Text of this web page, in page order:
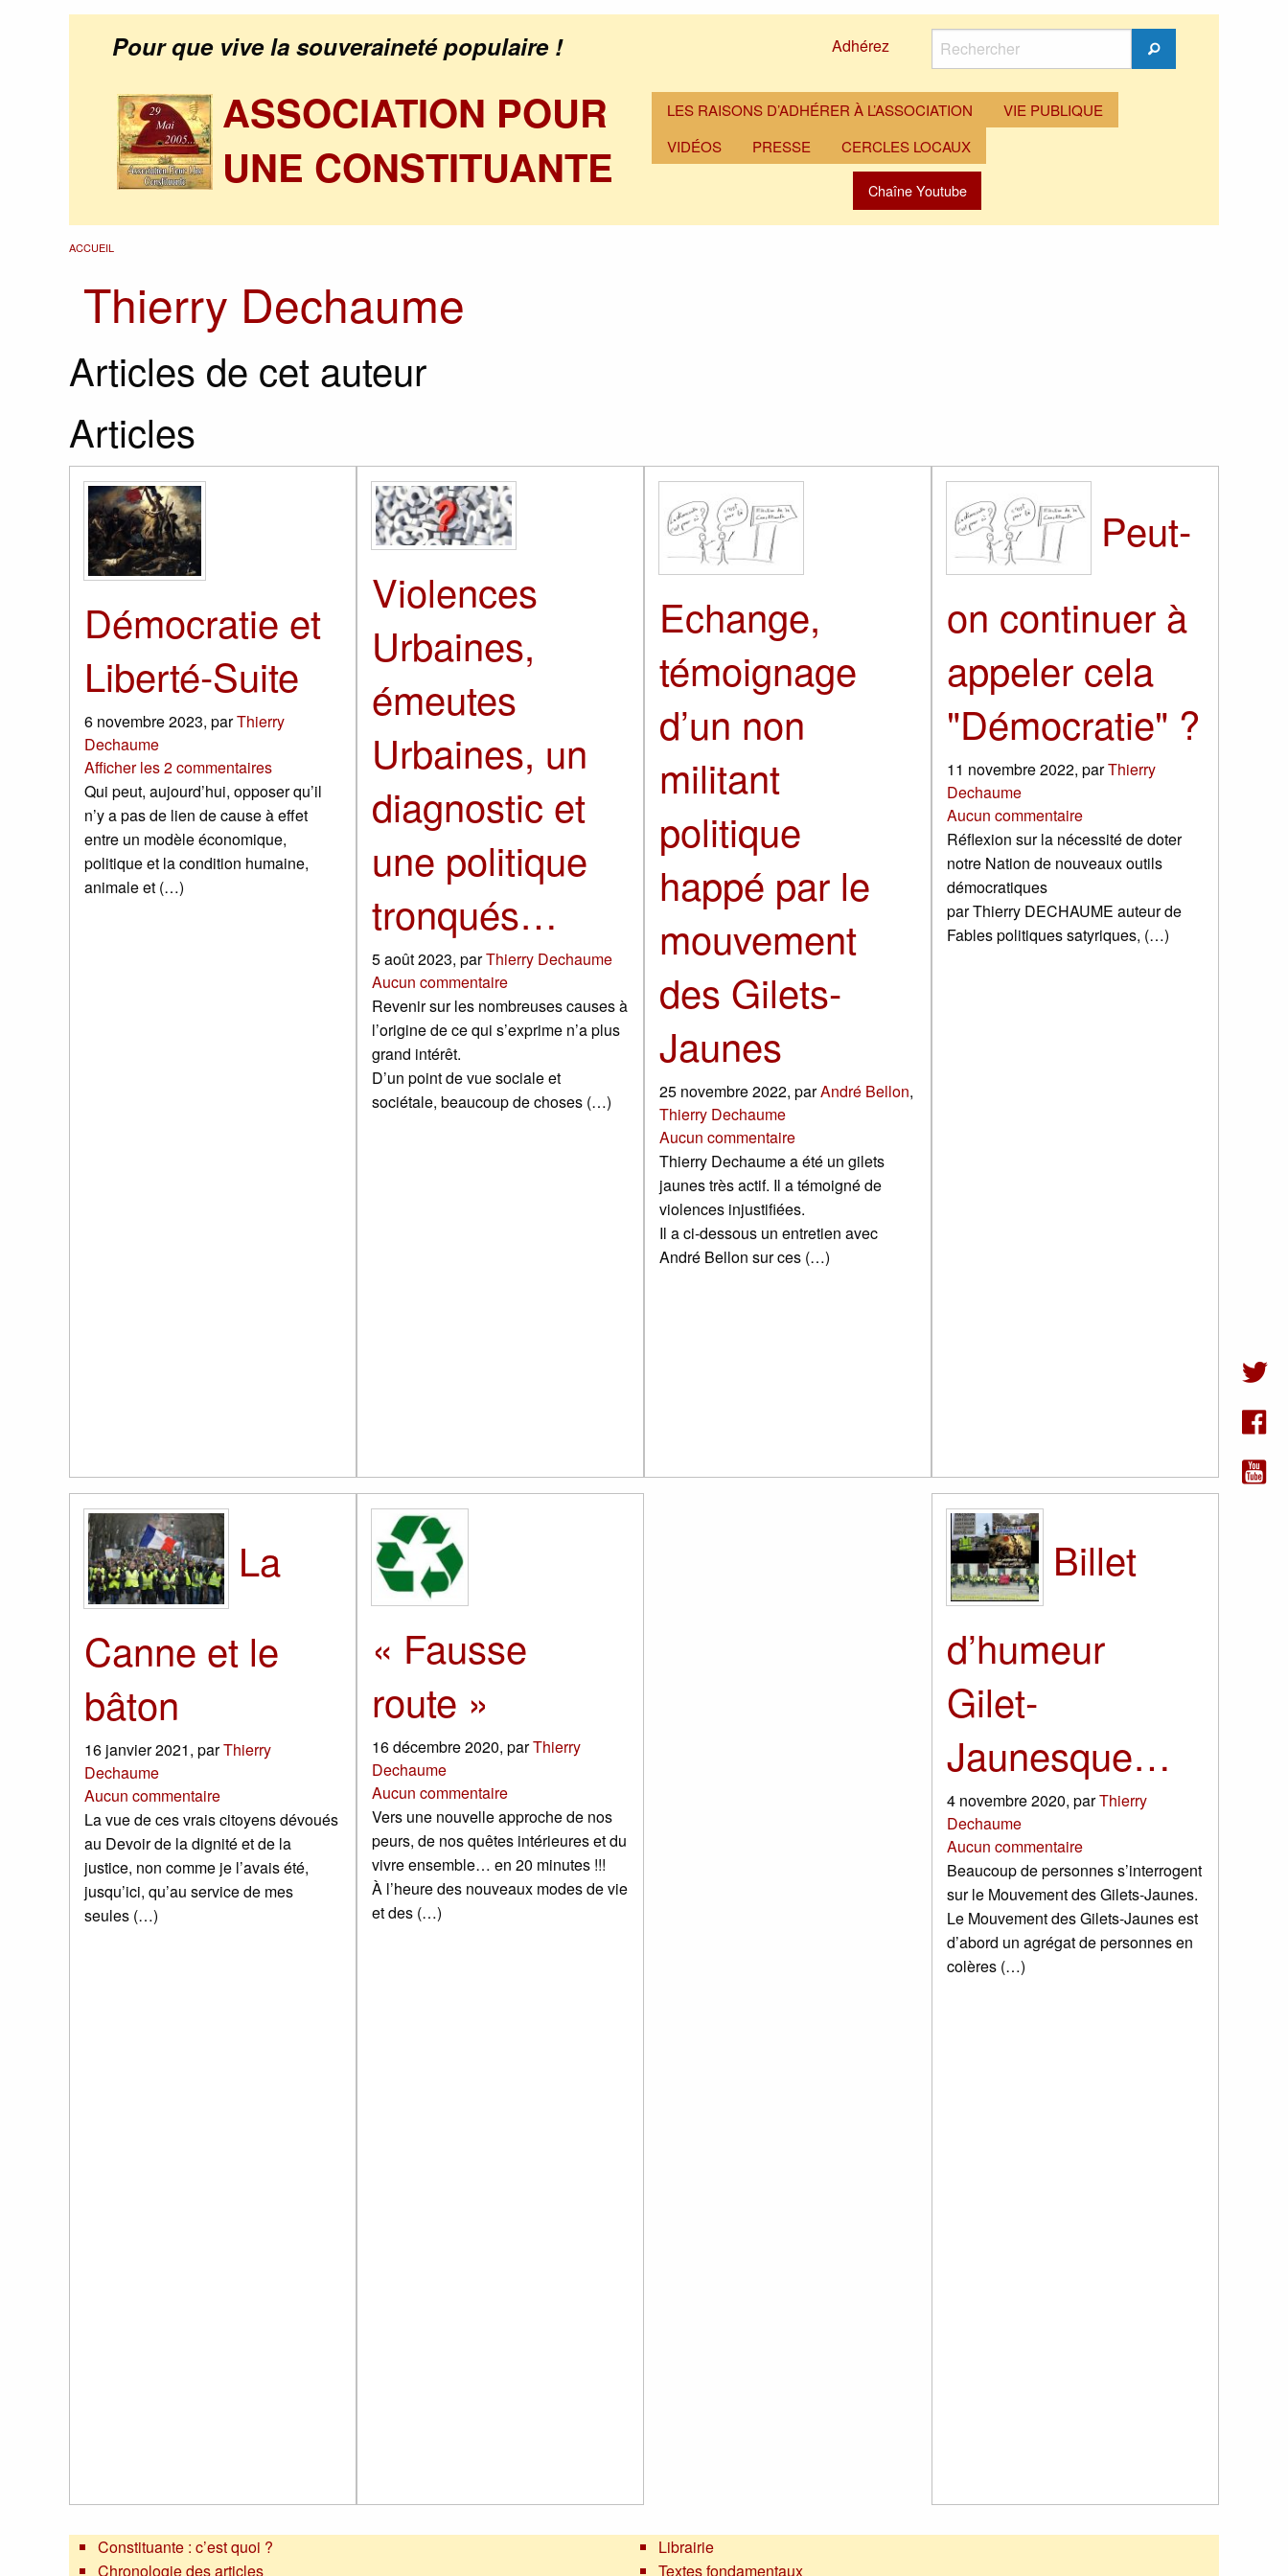
Pour que vive la souveraineté populaire ! Adhérez
Rechercher
Rechercher
ASSOCIATION POUR
UNE CONSTITUANTE
LES RAISONS D’ADHÉRER À L’ASSOCIATION
VIE PUBLIQUE
VIDÉOS
PRESSE CERCLES LOCAUX
Chaîne Youtube
ACCUEIL
Thierry Dechaume
Articles de cet auteur
Articles
Démocratie et
Liberté-Suite
6 novembre 2023, parThierry
Dechaume
Afficher les 2 commentaires
Qui peut, aujourd’hui, opposer qu’il
n’y a pas de lien de cause à effet
entre un modèle économique,
politique et la condition humaine,
animale et (…)
Violences
Urbaines,
émeutes
Urbaines, un
diagnostic et
une politique
tronqués…
5 août 2023, parThierry Dechaume
Aucun commentaire
Revenir sur les nombreuses causes à
l’origine de ce qui s’exprime n’a plus
grand intérêt.
D’un point de vue sociale et
sociétale, beaucoup de choses (…)
Echange,
témoignage
d’un non
militant
politique
happé par le
mouvement
des Gilets-
Jaunes
25 novembre 2022, parAndré Bellon,
Thierry Dechaume
Aucun commentaire
Thierry Dechaume a été un gilets
jaunes très actif. Il a témoigné de
violences injustifiées.
Il a ci-dessous un entretien avec
André Bellon sur ces (…)
Peut-
on continuer à
appeler cela
"Démocratie" ?
11 novembre 2022, parThierry
Dechaume
Aucun commentaire
Réflexion sur la nécessité de doter
notre Nation de nouveaux outils
démocratiques
par Thierry DECHAUME auteur de
Fables politiques satyriques, (…)
La
Canne et le
bâton
16 janvier 2021, parThierry
Dechaume
Aucun commentaire
La vue de ces vrais citoyens dévoués
au Devoir de la dignité et de la
justice, non comme je l’avais été,
jusqu’ici, qu’au service de mes
seules (…)
« Fausse
route »
16 décembre 2020, parThierry
Dechaume
Aucun commentaire
Vers une nouvelle approche de nos
peurs, de nos quêtes intérieures et du
vivre ensemble… en 20 minutes !!!
À l’heure des nouveaux modes de vie
et des (…)
Billet
d’humeur
Gilet-
Jaunesque…
4 novembre 2020, parThierry
Dechaume
Aucun commentaire
Beaucoup de personnes s’interrogent
sur le Mouvement des Gilets-Jaunes.
Le Mouvement des Gilets-Jaunes est
d’abord un agrégat de personnes en
colères (…)
Constituante : c’est quoi ?
Chronologie des articles
Librairie
Textes fondamentaux